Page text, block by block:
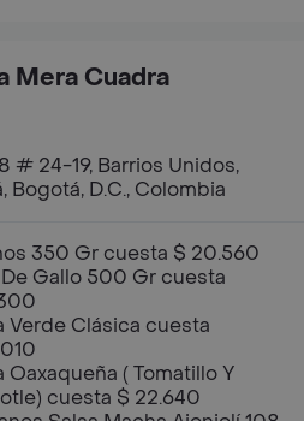
Mera Cuadra
# 24-19, Barrios Unidos,
Bogotá, D.C., Colombia
350 Gr cuesta $ 20.560
Gallo 500 Gr cuesta
Verde Clásica cuesta
Oaxaqueña ( Tomatillo Y
cuesta $ 22.640